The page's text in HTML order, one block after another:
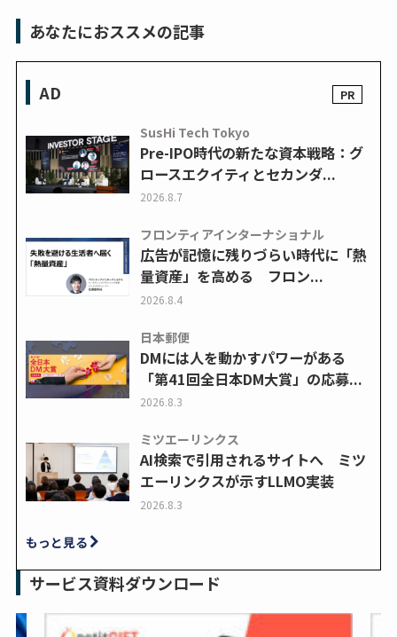
あなたにおススメの記事
AD
SusHi Tech Tokyo
Pre-IPO時代の新たな資本戦略：グ
ロースエクイティとセカンダ...
2026.8.7
フロンティアインターナショナル
広告が記憶に残りづらい時代に「熱
量資産」を高める フロン...
2026.8.4
日本郵便
DMには人を動かすパワーがある
「第41回全日本DM大賞」の応募...
2026.8.3
ミツエーリンクス
AI検索で引用されるサイトへ ミツ
エーリンクスが示すLLMO実装
2026.8.3
もっと見る
サービス資料ダウンロード